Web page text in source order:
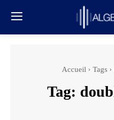
Accueil Tags
Tag: